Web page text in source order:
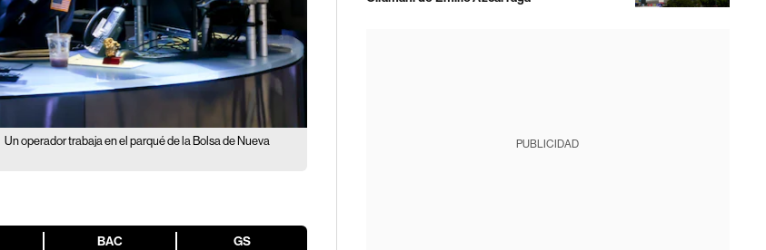
Un operador trabaja en el parqué de la Bolsa de Nueva
BAC GS
PUBLICIDAD